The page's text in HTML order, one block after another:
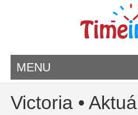
MENU
Victoria •